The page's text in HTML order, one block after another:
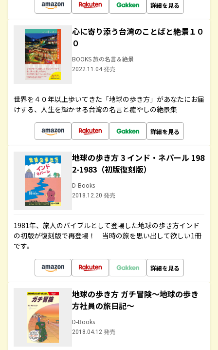
詳細を見る
心に寄り添う台湾のことばと絶景１０
０
BOOKS 旅の名言＆絶景
2022.11.04 発売
世界を４０年以上歩いてきた「地球の歩き方」があなたにお届
けする、人生を輝かせる台湾の名言と癒やしの絶景集
詳細を見る
地球の歩き方 3 インド・ネパール 198
2-1983（初版復刻版）
D-Books
2018.12.20 発売
1981年、旅人のバイブルとして登場した地球の歩き方インド
の初版が復刻版で再登場！ 当時の旅を思い出して欲しい1冊
です。
詳細を見る
地球の歩き方 ガチ冒険～地球の歩き
方社員の旅日記～
D-Books
2018.04.12 発売